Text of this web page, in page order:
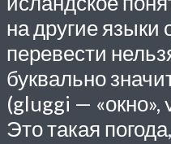
на другие
перевести
буквально
(gluggi — «окно»,
Это такая